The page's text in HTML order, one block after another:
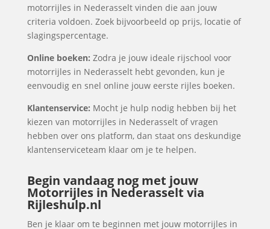
motorrijles in Nederasselt vinden die aan jouw
criteria voldoen. Zoek bijvoorbeeld op prijs, locatie of
slagingspercentage.
Online boeken: Zodra je jouw ideale rijschool voor
motorrijles in Nederasselt hebt gevonden, kun je
eenvoudig en snel online jouw eerste rijles boeken.
Klantenservice: Mocht je hulp nodig hebben bij het
kiezen van motorrijles in Nederasselt of vragen
hebben over ons platform, dan staat ons deskundige
klantenserviceteam klaar om je te helpen.
Begin vandaag nog met jouw
Motorrijles in Nederasselt via
Rijleshulp.nl
Ben je klaar om te beginnen met jouw motorrijles in